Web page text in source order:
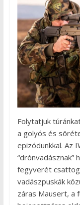
Folytatjuk
a golyós és
epizódunkkal. Az
fegyverét
vadászpuskák
záras Mausert, a